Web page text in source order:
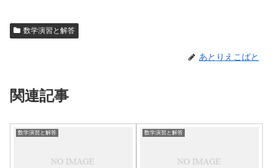
数学演習と解答
あとりえこばと
関連記事
数学演習と解答 数学演習と解答